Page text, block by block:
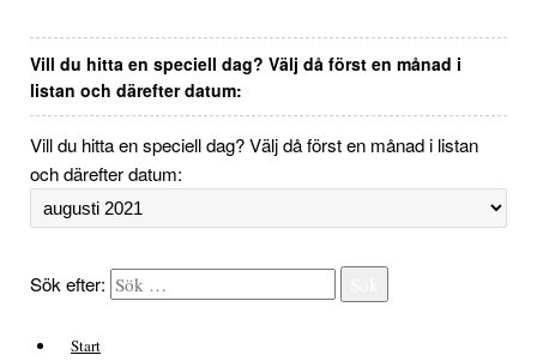
Vill du hitta en speciell dag? Välj då först en månad i
listan och därefter datum:
Vill du hitta en speciell dag? Välj då först en månad i listan
och därefter datum:
Sök efter:
Start